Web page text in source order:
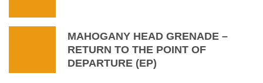
MAHOGANY HEAD GRENADE –
RETURN TO THE POINT OF
DEPARTURE (EP)